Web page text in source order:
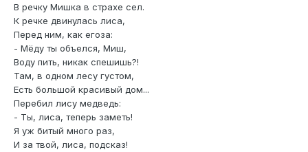
В речку Мишка в страхе сел.
К речке двинулась лиса,
Перед ним, как егоза:
- Мёду ты объелся, Миш,
Воду пить, никак спешишь?!
Там, в одном лесу густом,
Есть большой красивый дом...
Перебил лису медведь:
- Ты, лиса, теперь заметь!
Я уж битый много раз,
И за твой, лиса, подсказ!